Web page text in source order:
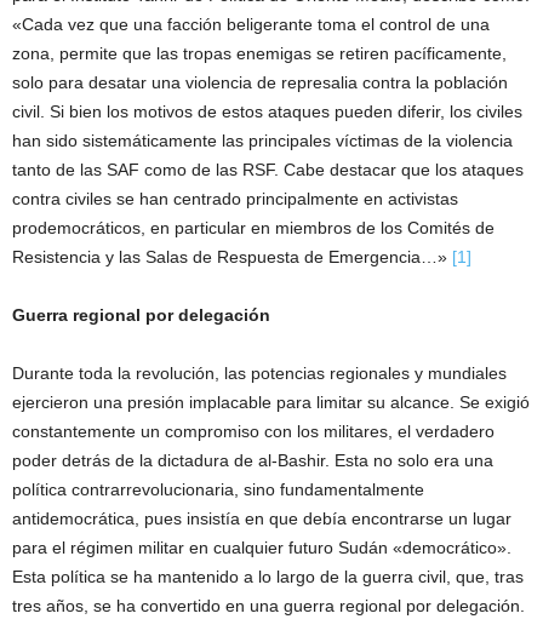
«Cada vez que una facción beligerante toma el control de una
zona, permite que las tropas enemigas se retiren pacíficamente,
solo para desatar una violencia de represalia contra la población
civil. Si bien los motivos de estos ataques pueden diferir, los civiles
han sido sistemáticamente las principales víctimas de la violencia
tanto de las SAF como de las RSF. Cabe destacar que los ataques
contra civiles se han centrado principalmente en activistas
prodemocráticos, en particular en miembros de los Comités de
Resistencia y las Salas de Respuesta de Emergencia…» [1]
Guerra regional por delegación
Durante toda la revolución, las potencias regionales y mundiales
ejercieron una presión implacable para limitar su alcance. Se exigió
constantemente un compromiso con los militares, el verdadero
poder detrás de la dictadura de al-Bashir. Esta no solo era una
política contrarrevolucionaria, sino fundamentalmente
antidemocrática, pues insistía en que debía encontrarse un lugar
para el régimen militar en cualquier futuro Sudán «democrático».
Esta política se ha mantenido a lo largo de la guerra civil, que, tras
tres años, se ha convertido en una guerra regional por delegación.